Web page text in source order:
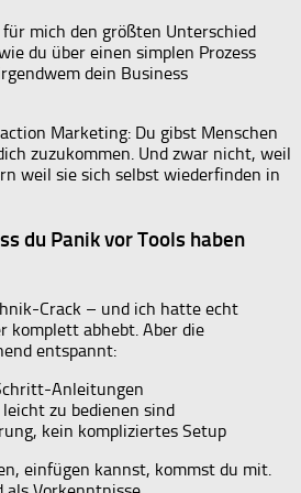
mich den größten Unterschied
du über einen simplen Prozess
dein Business
Marketing: Du gibst Menschen
zuzukommen. Und zwar nicht, weil
weil sie sich selbst wiederfinden in
du Panik vor Tools haben
Crack – und ich hatte echt
komplett abhebt. Aber die
entspannt:
Anleitungen
zu bedienen sind
kein kompliziertes Setup
einfügen kannst, kommst du mit.